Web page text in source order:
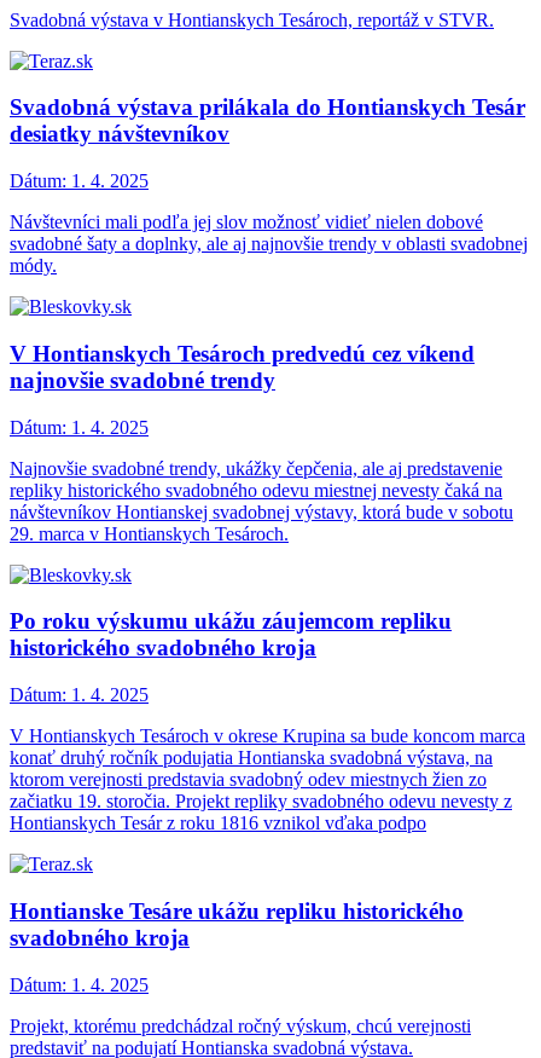
Svadobná výstava v Hontianskych Tesároch, reportáž v STVR.
Svadobná výstava prilákala do Hontianskych Tesár
desiatky návštevníkov
Dátum: 1. 4. 2025
Návštevníci mali podľa jej slov možnosť vidieť nielen dobové
svadobné šaty a doplnky, ale aj najnovšie trendy v oblasti svadobnej
módy.
V Hontianskych Tesároch predvedú cez víkend
najnovšie svadobné trendy
Dátum: 1. 4. 2025
Najnovšie svadobné trendy, ukážky čepčenia, ale aj predstavenie
repliky historického svadobného odevu miestnej nevesty čaká na
návštevníkov Hontianskej svadobnej výstavy, ktorá bude v sobotu
29. marca v Hontianskych Tesároch.
Po roku výskumu ukážu záujemcom repliku
historického svadobného kroja
Dátum: 1. 4. 2025
V Hontianskych Tesároch v okrese Krupina sa bude koncom marca
konať druhý ročník podujatia Hontianska svadobná výstava, na
ktorom verejnosti predstavia svadobný odev miestnych žien zo
začiatku 19. storočia. Projekt repliky svadobného odevu nevesty z
Hontianskych Tesár z roku 1816 vznikol vďaka podpo
Hontianske Tesáre ukážu repliku historického
svadobného kroja
Dátum: 1. 4. 2025
Projekt, ktorému predchádzal ročný výskum, chcú verejnosti
predstaviť na podujatí Hontianska svadobná výstava.